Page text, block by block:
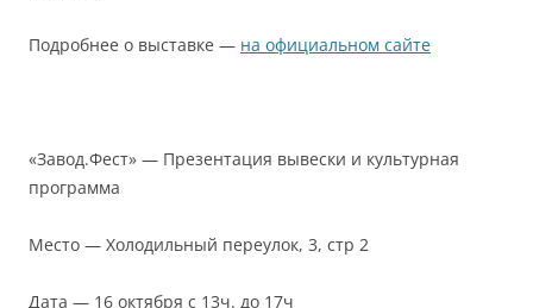
Подробнее о выставке — на официальном сайте
«Завод.Фест» — Презентация вывески и культурная
программа
Место — Холодильный переулок, 3, стр 2
Дата — 16 октября с 13ч. до 17ч